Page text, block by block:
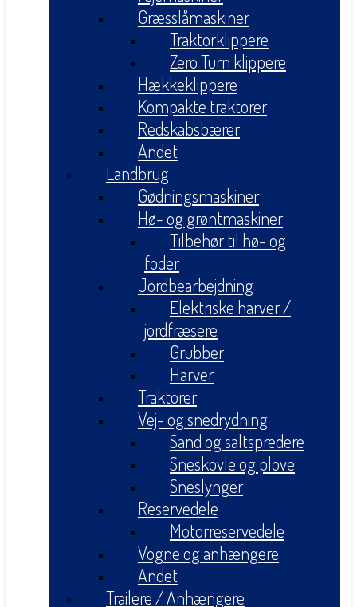
Græsslåmaskiner
Traktorklippere
Zero Turn klippere
Hækkeklippere
Kompakte traktorer
Redskabsbærer
Andet
Landbrug
Gødningsmaskiner
Hø- og grøntmaskiner
Tilbehør til hø- og
foder
Jordbearbejdning
Elektriske harver /
jordfræsere
Grubber
Harver
Traktorer
Vej- og snedrydning
Sand og saltspredere
Sneskovle og plove
Sneslynger
Reservedele
Motorreservedele
Vogne og anhængere
Andet
Trailere / Anhængere